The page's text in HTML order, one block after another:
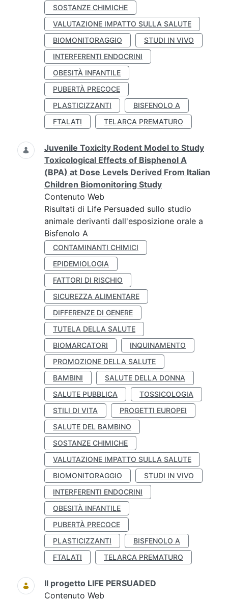
SOSTANZE CHIMICHE
VALUTAZIONE IMPATTO SULLA SALUTE
BIOMONITORAGGIO
STUDI IN VIVO
INTERFERENTI ENDOCRINI
OBESITÀ INFANTILE
PUBERTÀ PRECOCE
PLASTICIZZANTI
BISFENOLO A
FTALATI
TELARCA PREMATURO
Juvenile Toxicity Rodent Model to Study
Toxicological Effects of Bisphenol A
(BPA) at Dose Levels Derived From Italian
Children Biomonitoring Study
Contenuto Web
Risultati di Life Persuaded sullo studio
animale derivanti dall'esposizione orale a
Bisfenolo A
CONTAMINANTI CHIMICI
EPIDEMIOLOGIA
FATTORI DI RISCHIO
SICUREZZA ALIMENTARE
DIFFERENZE DI GENERE
TUTELA DELLA SALUTE
BIOMARCATORI
INQUINAMENTO
PROMOZIONE DELLA SALUTE
BAMBINI
SALUTE DELLA DONNA
SALUTE PUBBLICA
TOSSICOLOGIA
STILI DI VITA
PROGETTI EUROPEI
SALUTE DEL BAMBINO
SOSTANZE CHIMICHE
VALUTAZIONE IMPATTO SULLA SALUTE
BIOMONITORAGGIO
STUDI IN VIVO
INTERFERENTI ENDOCRINI
OBESITÀ INFANTILE
PUBERTÀ PRECOCE
PLASTICIZZANTI
BISFENOLO A
FTALATI
TELARCA PREMATURO
Il progetto LIFE PERSUADED
Contenuto Web